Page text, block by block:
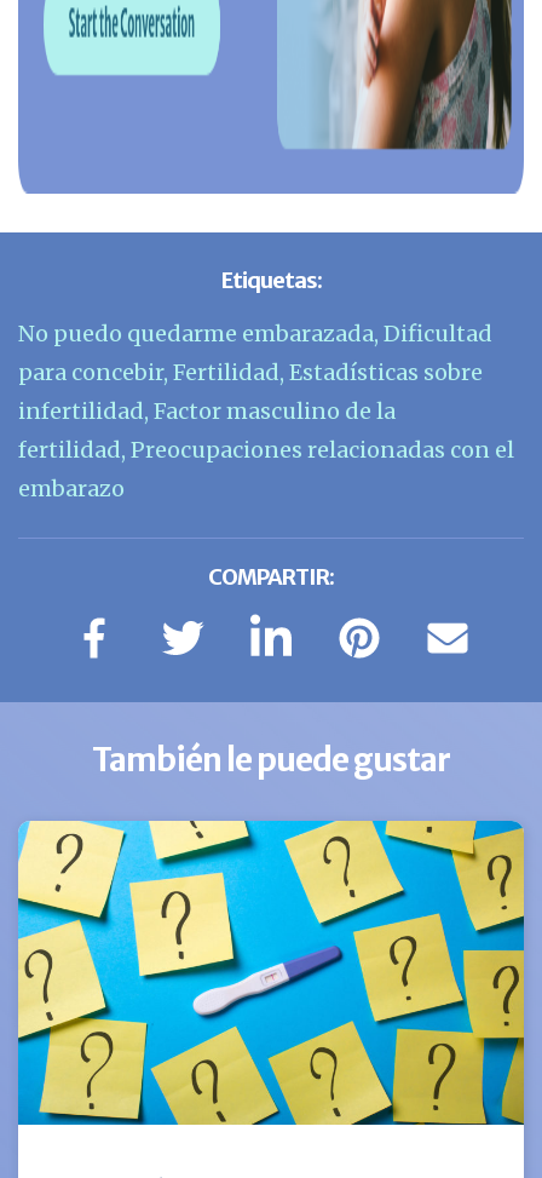
Etiquetas:
No puedo quedarme embarazada, Dificultad
para concebir, Fertilidad, Estadísticas sobre
infertilidad, Factor masculino de la
fertilidad, Preocupaciones relacionadas con el
embarazo
COMPARTIR:
También le puede gustar